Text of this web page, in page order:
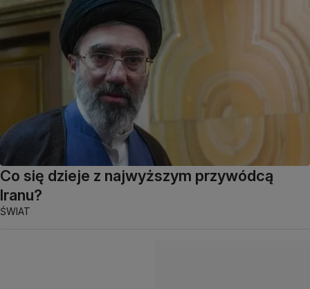
Co się dzieje z najwyższym przywódcą
Iranu?
ŚWIAT